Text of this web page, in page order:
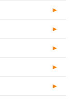
►
►
►
►
►